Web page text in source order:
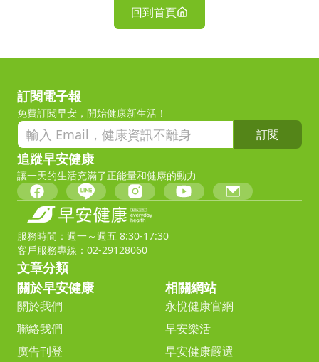
回到首頁
訂閱電子報
免費訂閱早安，開始健康新生活！
訂閱
追蹤早安健康
讓一天的生活充滿了正能量和健康的動力
服務時間：週一～週五 8:30-17:30
客戶服務專線：02-29128060
文章分類
關於早安健康
關於我們
聯絡我們
廣告刊登
相關網站
永悅健康官網
早安樂活
早安健康嚴選